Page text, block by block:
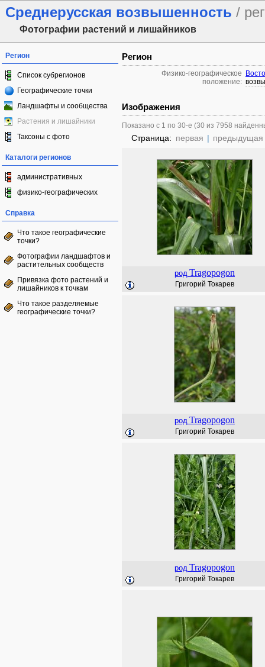
Среднерусская возвышенность /
Фотографии растений и лишайников
Регион
Список субрегионов
Географические точки
Ландшафты и сообщества
Растения и лишайники
Таксоны с фото
Каталоги регионов
административных
физико-географических
Справка
Что такое географические
точки?
Фотографии ландшафтов и
растительных сообществ
Привязка фото растений и
лишайников к точкам
Что такое разделяемые
географические точки?
Регион
Физико-географическое
положение:
Изображения
Показано с 1 по 30-е (30 из 7958
Страница: первая | предыдущая
род Tragopogon
Григорий Токарев
род Tragopogon
Григорий Токарев
род Tragopogon
Григорий Токарев